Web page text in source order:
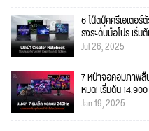
6 โน๊ตบุ๊คครีเอเตอ
รงระดับมือโปร เริ่
Jul 26, 2025
7 หน้าจอคอมภาพลื่
หมด! เริ่มต้น
Jan 19, 2025